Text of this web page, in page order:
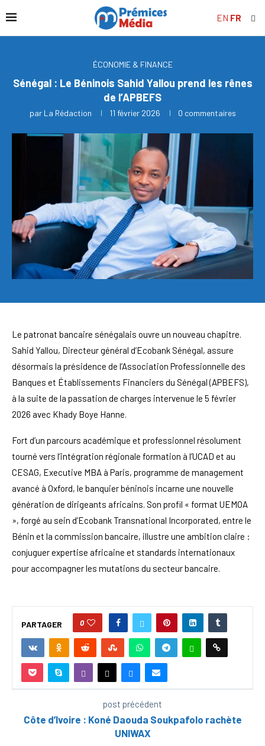
EN FR
ÉCONOMIE & FINANCE
Sénégal : Le Béninois Sahid Yallou prend les rênes
de l’APBEFS
par La Rédaction 11 février 2026 0 commentaires
Le patronat bancaire sénégalais ouvre un nouveau chapitre.
Sahid Yallou, Directeur général d’Ecobank Sénégal, assure
désormais la présidence de l’Association Professionnelle des
Banques et Établissements Financiers du Sénégal (APBEFS),
à la suite de la passation de charges intervenue le 5 février
2026 avec Khady Boye Hanne.
Fort d’un parcours académique et professionnel résolument
tourné vers l’intégration régionale formation à l’UCAD et au
CESAG, Executive MBA à Paris, programme de management
avancé à Oxford, le banquier béninois incarne une nouvelle
génération de dirigeants africains. Son profil « format UEMOA
», forgé au sein d’Ecobank Transnational Incorporated, entre le
Bénin et la commission bancaire, illustre une ambition claire :
conjuguer expertise africaine et standards internationaux
pour accompagner les mutations du secteur bancaire.
PARTAGER 0
post précédent
Côte d’Ivoire : Koné Daouda Soukpafolo rachète
UNIWAX